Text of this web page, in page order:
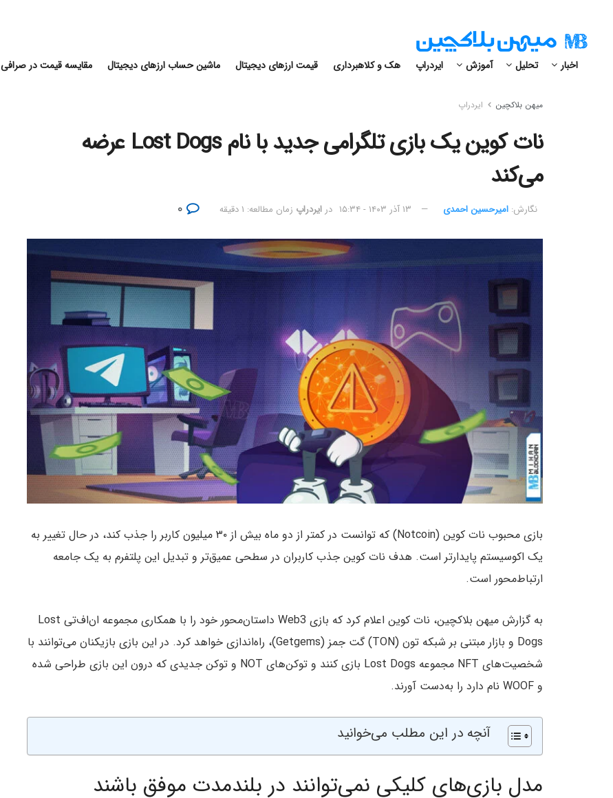
اخبار تحلیل آموزش ایردراپ هک و کلاهبرداری قیمت ارزهای دیجیتال ماشین حساب ارزهای دیجیتال مقایسه قیمت در صرافی
میهن بلاکچین ایردراپ
نات کوین یک بازی تلگرامی جدید با نام Lost Dogs عرضه
می‌کند
نگارش:‌ امیرحسین احمدی ۱۳ آذر ۱۴۰۳ - ۱۵:۳۴ در ایردراپ زمان مطالعه: ۱ دقیقه
بازی محبوب نات کوین (Notcoin) که توانست در کمتر از دو ماه بیش از ۳۰ میلیون کاربر را جذب کند، در حال تغییر به
یک اکوسیستم پایدارتر است. هدف نات کوین جذب کاربران در سطحی عمیق‌تر و تبدیل این پلتفرم به یک جامعه
ارتباط‌محور است.
به گزارش میهن بلاکچین، نات کوین اعلام کرد که بازی Web3 داستان‌محور خود را با همکاری مجموعه ان‌اف‌تی Lost
Dogs و بازار مبتنی بر شبکه تون (TON) گت جمز (Getgems)، راه‌اندازی خواهد کرد. در این بازی بازیکنان می‌توانند با
شخصیت‌های NFT مجموعه Lost Dogs بازی کنند و توکن‌های NOT و توکن جدیدی که درون این بازی طراحی شده
و WOOF نام دارد را به‌دست آورند.
آنچه در این مطلب می‌خوانید
مدل بازی‌‌های کلیکی نمی‌توانند در بلندمدت موفق باشند